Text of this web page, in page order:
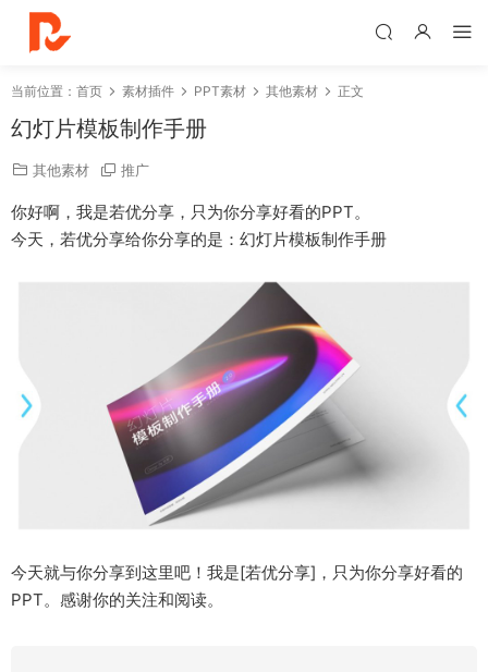
当前位置： 首页 素材插件 PPT素材 其他素材 正文
幻灯片模板制作手册
其他素材 推广
你好啊，我是若优分享，只为你分享好看的PPT。
今天，若优分享给你分享的是：幻灯片模板制作手册
今天就与你分享到这里吧！我是[若优分享]，只为你分享好看的
PPT。感谢你的关注和阅读。